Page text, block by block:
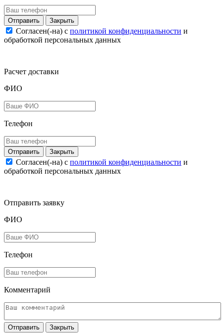
Закрыть
Согласен(-на) c политикой конфиденциальности и
обработкой персональных данных
Расчет доставки
ФИО
Телефон
Закрыть
Согласен(-на) c политикой конфиденциальности и
обработкой персональных данных
Отправить заявку
ФИО
Телефон
Комментарий
Закрыть